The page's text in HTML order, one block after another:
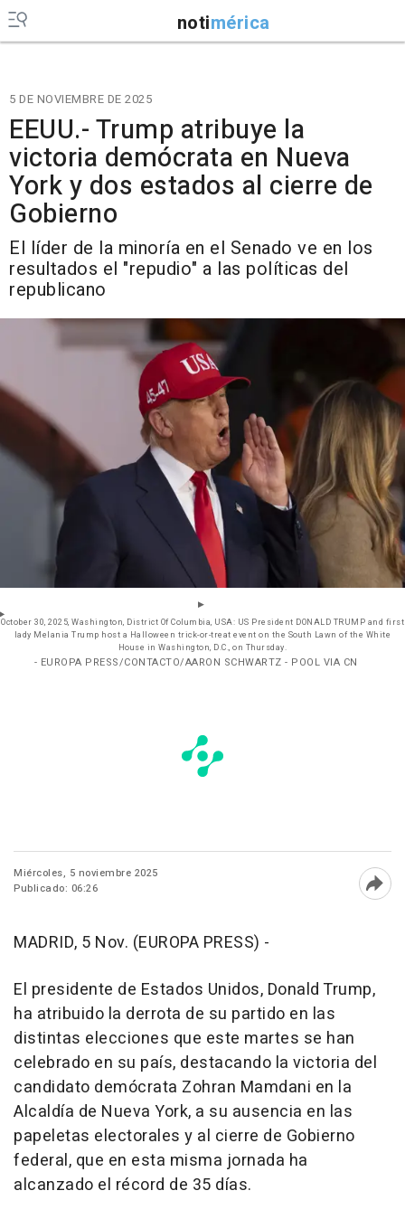
notimérica
5 DE NOVIEMBRE DE 2025
EEUU.- Trump atribuye la
victoria demócrata en Nueva
York y dos estados al cierre de
Gobierno
El líder de la minoría en el Senado ve en los
resultados el "repudio" a las políticas del
republicano
October 30, 2025, Washington, District Of Columbia, USA: US President DONALD TRUMP and first
lady Melania Trump host a Halloween trick-or-treat event on the South Lawn of the White
House in Washington, D.C., on Thursday.
- EUROPA PRESS/CONTACTO/AARON SCHWARTZ - POOL VIA CN
Miércoles, 5 noviembre 2025
Publicado: 06:26
MADRID, 5 Nov. (EUROPA PRESS) -
El presidente de Estados Unidos, Donald Trump,
ha atribuido la derrota de su partido en las
distintas elecciones que este martes se han
celebrado en su país, destacando la victoria del
candidato demócrata Zohran Mamdani en la
Alcaldía de Nueva York, a su ausencia en las
papeletas electorales y al cierre de Gobierno
federal, que en esta misma jornada ha
alcanzado el récord de 35 días.